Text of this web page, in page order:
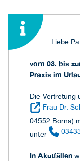
Liebe
vom 03. bis
Praxis im
Die Vertretung
Frau Dr.
04552 Borna)
unter
In Akutfällen